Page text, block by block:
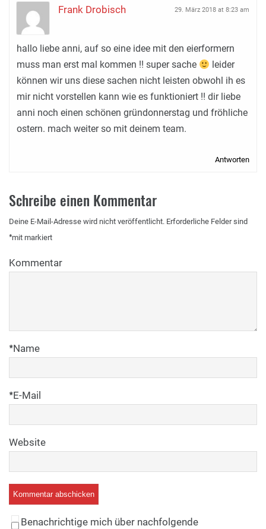
Frank Drobisch 29. März 2018 at 8:23 am
hallo liebe anni, auf so eine idee mit den eierformern
muss man erst mal kommen !! super sache
leider
können wir uns diese sachen nicht leisten obwohl ih es
mir nicht vorstellen kann wie es funktioniert !! dir liebe
anni noch einen schönen gründonnerstag und fröhliche
ostern. mach weiter so mit deinem team.
Antworten
Schreibe einen Kommentar
Deine E-Mail-Adresse wird nicht veröffentlicht. Erforderliche Felder sind
mit
* markiert
Kommentar
Name
*
E-Mail
*
Website
Benachrichtige mich über nachfolgende